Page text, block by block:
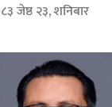
जेष्ठ २३, शनिबार